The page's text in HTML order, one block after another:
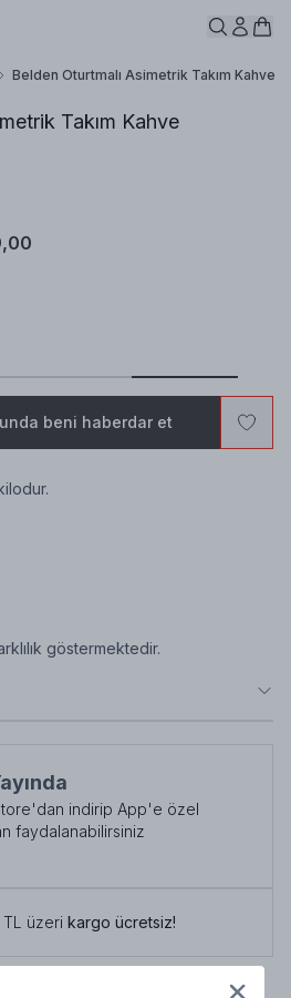
Belden Oturtmalı Asimetrik Takım Kahve
Takım Kahve
beni haberdar et
göstermektedir.
indirip App'e özel
faydalanabilirsiniz
üzeri kargo ücretsiz!